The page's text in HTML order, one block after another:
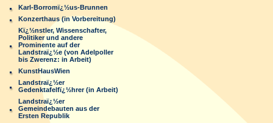
Karl-Borromï¿½us-Brunnen
Konzerthaus (in Vorbereitung)
Kï¿½nstler, Wissenschafter,
Politiker und andere
Prominente auf der
Landstraï¿½e (von Adelpoller
bis Zwerenz: in Arbeit)
KunstHausWien
Landstraï¿½er
Gedenktafelfï¿½hrer (in Arbeit)
Landstraï¿½er
Gemeindebauten aus der
Ersten Republik